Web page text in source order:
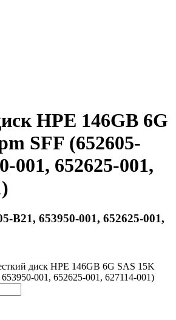
HPE 146GB 6G
SFF (652605-
001, 652625-001,
B21, 653950-001, 652625-001,
диск HPE 146GB 6G SAS 15K
001, 652625-001, 627114-001)